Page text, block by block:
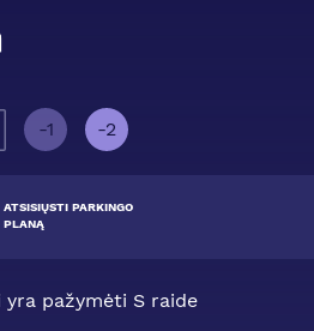
-1 -2
ATSISIŲSTI PARKINGO
PLANĄ
yra pažymėti S raide